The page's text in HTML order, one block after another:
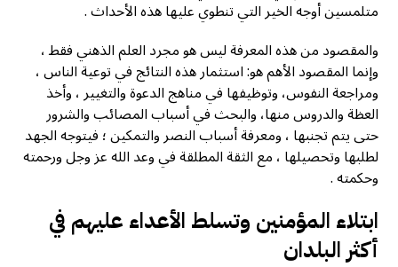
متلمسين أوجه الخير التي تنطوي عليها هذه الأحداث .
والمقصود من هذه المعرفة ليس هو مجرد العلم الذهني فقط ،
وإنما المقصود الأهم هو: استثمار هذه النتائج في توعية الناس ،
ومراجعة النفوس، وتوظيفها في مناهج الدعوة والتغيير ، وأخذ
العظة والدروس منها، والبحث في أسباب المصائب والشرور
حتى يتم تجنبها ، ومعرفة أسباب النصر والتمكين ؛ فيتوجه الجهد
لطلبها وتحصيلها ، مع الثقة المطلقة في وعد الله عز وجل ورحمته
وحكمته .
ابتلاء المؤمنين وتسلط الأعداء عليهم في
أكثر البلدان